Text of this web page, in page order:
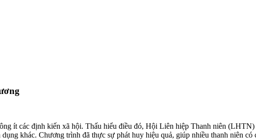
ít các định kiến xã hội. Thấu hiểu điều đó, Hội Liên hiệp Thanh niên
khác. Chương trình đã thực sự phát huy hiệu quả, giúp nhiều thanh niên có